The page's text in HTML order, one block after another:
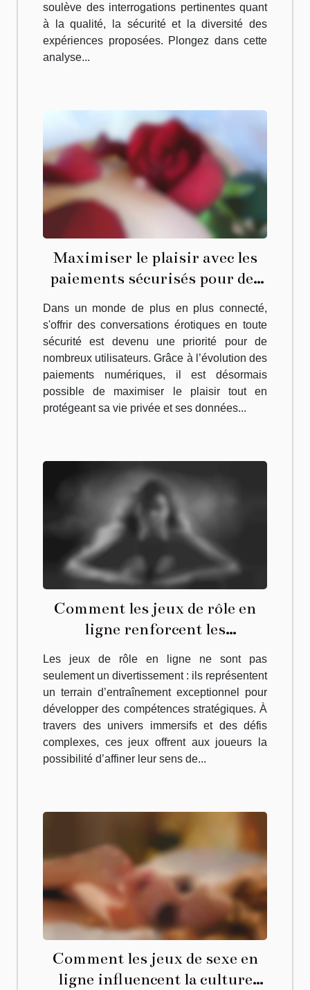
soulève des interrogations pertinentes quant
à la qualité, la sécurité et la diversité des
expériences proposées. Plongez dans cette
analyse...
Maximiser le plaisir avec les
paiements sécurisés pour des
conversations érotiques
Dans un monde de plus en plus connecté,
s'offrir des conversations érotiques en toute
sécurité est devenu une priorité pour de
nombreux utilisateurs. Grâce à l’évolution des
paiements numériques, il est désormais
possible de maximiser le plaisir tout en
protégeant sa vie privée et ses données...
Comment les jeux de rôle en
ligne renforcent les
compétences stratégiques ?
Les jeux de rôle en ligne ne sont pas
seulement un divertissement : ils représentent
un terrain d’entraînement exceptionnel pour
développer des compétences stratégiques. À
travers des univers immersifs et des défis
complexes, ces jeux offrent aux joueurs la
possibilité d’affiner leur sens de...
Comment les jeux de sexe en
ligne influencent la culture